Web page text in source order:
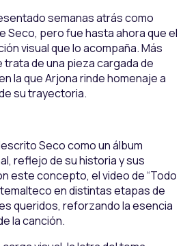
semanas atrás como
Seco, pero fue hasta ahora que el
visual que lo acompaña. Más
trata de una pieza cargada de
la que Arjona rinde homenaje a
su trayectoria.
Seco como un álbum
reflejo de su historia y sus
este concepto, el video de “Todo
en distintas etapas de
queridos, reforzando la esencia
la canción.